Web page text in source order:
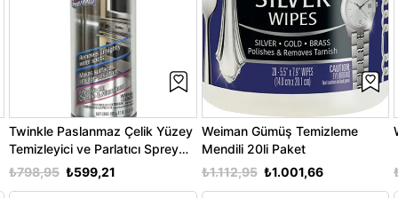
Twinkle Paslanmaz Çelik Yüzey
Temizleyici ve Parlatıcı Sprey
481GR
₺599,21
₺798,95
Weiman Gümüş Temizleme
Mendili 20li Paket
₺1.001,66
₺1.112,95